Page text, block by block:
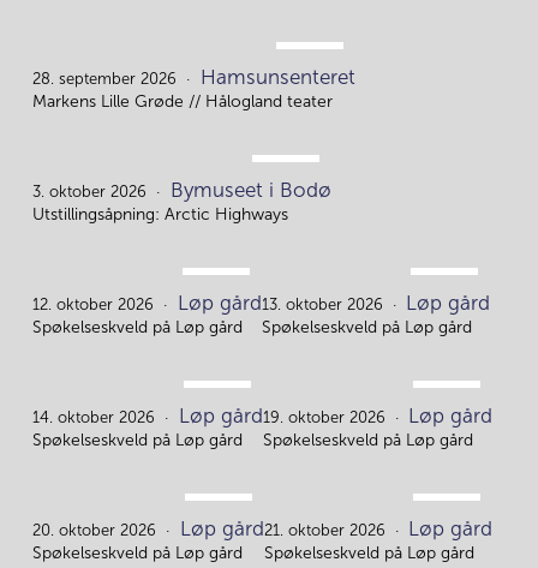
28.
28. september 2026 Hamsunsenteret
Markens Lille Grøde // Hålogland teater
3.
3. oktober 2026 Bymuseet i Bodø
Utstillingsåpning: Arctic Highways
12.
12. oktober 2026 Løp gård
Spøkelseskveld på Løp gård
13.
13. oktober 2026 Løp gård
Spøkelseskveld på Løp gård
14.
14. oktober 2026 Løp gård
Spøkelseskveld på Løp gård
19.
19. oktober 2026 Løp gård
Spøkelseskveld på Løp gård
20.
20. oktober 2026 Løp gård
Spøkelseskveld på Løp gård
21.
21. oktober 2026 Løp gård
Spøkelseskveld på Løp gård